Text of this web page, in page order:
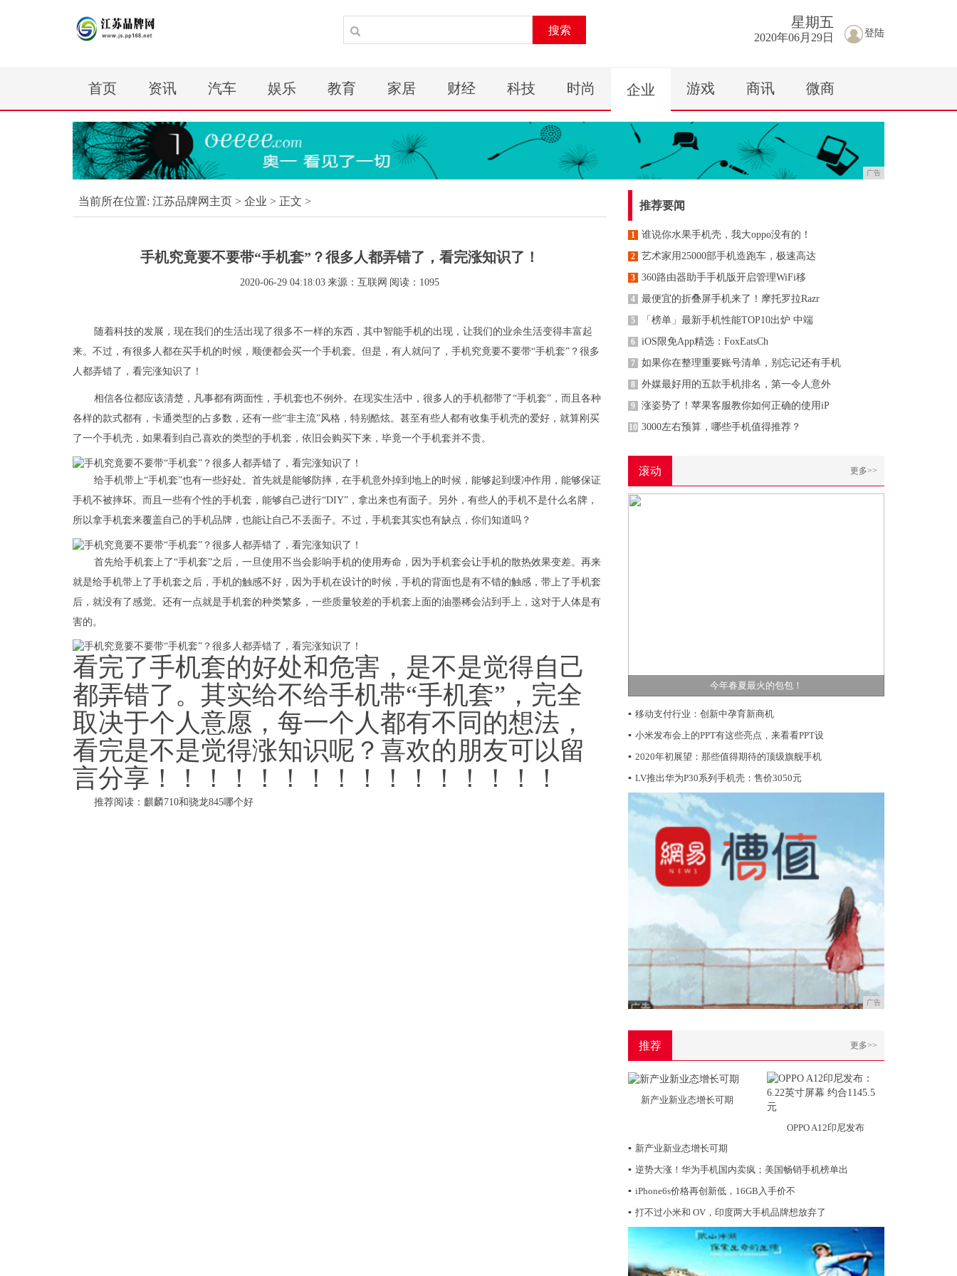
搜索 登陆
星期五
2020年06月29日
首页 资讯 汽车 娱乐 教育 家居 财经 科技 时尚 企业 游戏 商讯 微商
广告
当前所在位置: 江苏品牌网主页 > 企业 > 正文 >
手机究竟要不要带“手机套”？很多人都弄错了，看完涨知识了！
2020-06-29 04:18:03 来源：互联网 阅读：1095
随着科技的发展，现在我们的生活出现了很多不一样的东西，其中智能手机的出现，让我们的业余生活变得丰富起
来。不过，有很多人都在买手机的时候，顺便都会买一个手机套。但是，有人就问了，手机究竟要不要带“手机套”？很多
人都弄错了，看完涨知识了！
相信各位都应该清楚，凡事都有两面性，手机套也不例外。在现实生活中，很多人的手机都带了“手机套”，而且各种
各样的款式都有，卡通类型的占多数，还有一些“非主流”风格，特别酷炫。甚至有些人都有收集手机壳的爱好，就算刚买
了一个手机壳，如果看到自己喜欢的类型的手机套，依旧会购买下来，毕竟一个手机套并不贵。
给手机带上“手机套”也有一些好处。首先就是能够防摔，在手机意外掉到地上的时候，能够起到缓冲作用，能够保证
手机不被摔坏。而且一些有个性的手机套，能够自己进行“DIY”，拿出来也有面子。另外，有些人的手机不是什么名牌，
所以拿手机套来覆盖自己的手机品牌，也能让自己不丢面子。不过，手机套其实也有缺点，你们知道吗？
首先给手机套上了“手机套”之后，一旦使用不当会影响手机的使用寿命，因为手机套会让手机的散热效果变差。再来
就是给手机带上了手机套之后，手机的触感不好，因为手机在设计的时候，手机的背面也是有不错的触感，带上了手机套
后，就没有了感觉。还有一点就是手机套的种类繁多，一些质量较差的手机套上面的油墨稀会沾到手上，这对于人体是有
害的。
看完了手机套的好处和危害，是不是觉得自己
都弄错了。其实给不给手机带“手机套”，完全
取决于个人意愿，每一个人都有不同的想法，
看完是不是觉得涨知识呢？喜欢的朋友可以留
言分享！！！！！！！！！！！！！！！！
推荐阅读： 麒麟710和骁龙845哪个好
推荐要闻
1 谁说你水果手机壳，我大oppo没有的！
2 艺术家用25000部手机造跑车，极速高达
3 360路由器助手手机版开启管理WiFi移
4 最便宜的折叠屏手机来了！摩托罗拉Razr
5 「榜单」最新手机性能TOP10出炉 中端
6 iOS限免App精选：FoxEatsCh
7 如果你在整理重要账号清单，别忘记还有手机
8 外媒最好用的五款手机排名，第一令人意外
9 涨姿势了！苹果客服教你如何正确的使用iP
10 3000左右预算，哪些手机值得推荐？
滚动 更多>>
今年春夏最火的包包！
▪ 移动支付行业：创新中孕育新商机
▪ 小米发布会上的PPT有这些亮点，来看看PPT设
▪ 2020年初展望：那些值得期待的顶级旗舰手机
▪ LV推出华为P30系列手机壳：售价3050元
广告
推荐 更多>>
新产业新业态增长可期
OPPO A12印尼发布
▪ 新产业新业态增长可期
▪ 逆势大涨！华为手机国内卖疯；美国畅销手机榜单出
▪ iPhone6s价格再创新低，16GB入手价不
▪ 打不过小米和 OV，印度两大手机品牌想放弃了